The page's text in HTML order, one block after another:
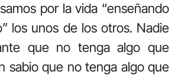
por la vida “enseñando
los unos de los otros. Nadie
que no tenga algo que
sabio que no tenga algo que